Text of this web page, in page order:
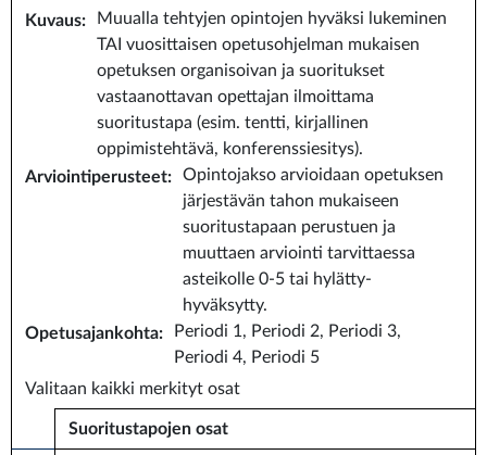
Kuvaus:
Muualla tehtyjen opintojen hyväksi lukeminen
TAI vuosittaisen opetusohjelman mukaisen
opetuksen organisoivan ja suoritukset
vastaanottavan opettajan ilmoittama
suoritustapa (esim. tentti, kirjallinen
oppimistehtävä, konferenssiesitys).
Arviointiperusteet:
Opintojakso arvioidaan opetuksen
järjestävän tahon mukaiseen
suoritustapaan perustuen ja
muuttaen arviointi tarvittaessa
asteikolle 0-5 tai hylätty-
hyväksytty.
Opetusajankohta:
Periodi 1, Periodi 2, Periodi 3,
Periodi 4, Periodi 5
Valitaan kaikki merkityt osat
Suoritustapojen osat